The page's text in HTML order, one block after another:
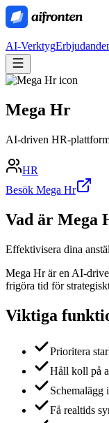
AI-Verktyg
Mega Hr
AI-driven HR-
HR
Besök Mega Hr
Vad är Mega
Effektivisera dina
Mega Hr är en AI-
frigöra tid för
Viktiga
Prioritera
Håll koll på
Schemalägg
Få realtids